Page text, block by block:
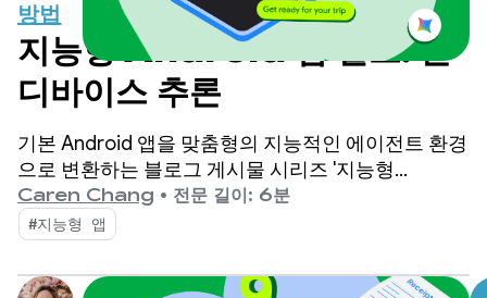
방법
지능형 Android 앱 빌드: 온
디바이스 추론
기본 Android 앱을 맞춤형의 지능적인 에이전트 환경
으로 변환하는 블로그 게시물 시리즈 '지능형
Android 앱 빌드'에 다시 오신 것을 환영합니다. 이전
게시물에서는 이 시리즈 전체에서 사용할 데모 앱인
Jetpacker를 소개했습니다.
Caren Chang • 전문 길이: 6분
#지능형 앱